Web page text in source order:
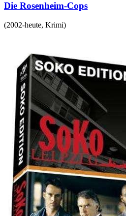
Die Rosenheim-Cops
(2002-heute, Krimi)